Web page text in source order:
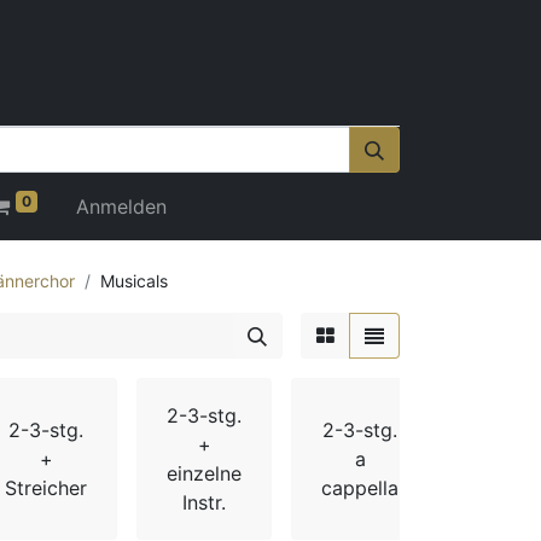
0 Anmelden
Musicals
2-3-stg.
+
Streicher
2-3-stg.
+
einzelne
Instr.
2-3-stg.
a
cappella